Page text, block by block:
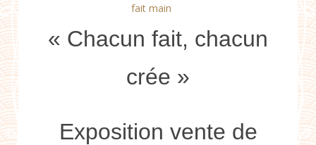
fait main
« Chacun fait, chacun
crée »
Exposition vente de